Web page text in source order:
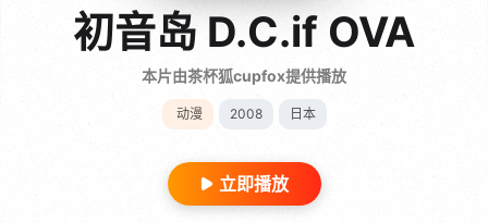
初音岛 D.C.if OVA
本片由茶杯狐cupfox提供播放
动漫 2008 日本
立即播放